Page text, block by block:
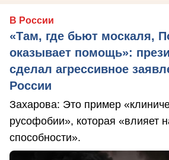
В России
«Там, где бьют москаля,
оказывает помощь»:
сделал агрессивное
России
Захарова: Это пример
русофобии», которая «влияет
способности».